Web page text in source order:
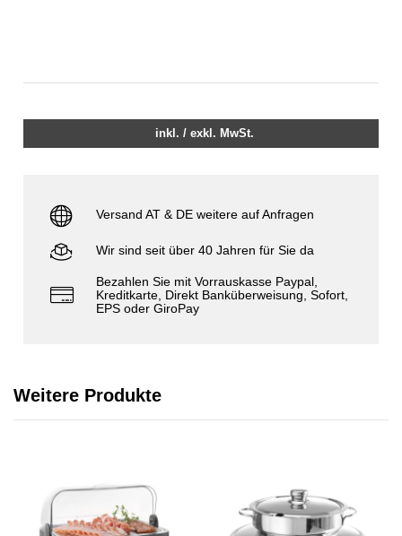
inkl. / exkl. MwSt.
Versand AT & DE weitere auf Anfragen
Wir sind seit über 40 Jahren für Sie da
Bezahlen Sie mit Vorrauskasse Paypal,
Kreditkarte, Direkt Banküberweisung, Sofort,
EPS oder GiroPay
Weitere Produkte